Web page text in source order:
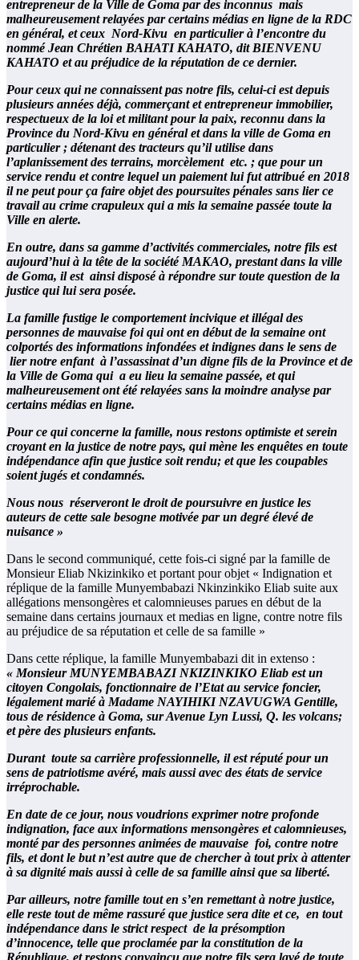
entrepreneur de la Ville de Goma par des inconnus mais
malheureusement relayées par certains médias en ligne de la RDC
en général, et ceux Nord-Kivu en particulier à l’encontre du
nommé Jean Chrétien BAHATI KAHATO, dit BIENVENU
KAHATO et au préjudice de la réputation de ce dernier.
Pour ceux qui ne connaissent pas notre fils, celui-ci est depuis
plusieurs années déjà, commerçant et entrepreneur immobilier,
respectueux de la loi et militant pour la paix, reconnu dans la
Province du Nord-Kivu en général et dans la ville de Goma en
particulier ; détenant des tracteurs qu’il utilise dans
l’aplanissement des terrains, morcèlement etc. ; que pour un
service rendu et contre lequel un paiement lui fut attribué en 2018
il ne peut pour ça faire objet des poursuites pénales sans lier ce
travail au crime crapuleux qui a mis la semaine passée toute la
Ville en alerte.
En outre, dans sa gamme d’activités commerciales, notre fils est
aujourd’hui à la tête de la société MAKAO, prestant dans la ville
de Goma, il est ainsi disposé à répondre sur toute question de la
justice qui lui sera posée.
La famille fustige le comportement incivique et illégal des
personnes de mauvaise foi qui ont en début de la semaine ont
colportés des informations infondées et indignes dans le sens de
lier notre enfant à l’assassinat d’un digne fils de la Province et de
la Ville de Goma qui a eu lieu la semaine passée, et qui
malheureusement ont été relayées sans la moindre analyse par
certains médias en ligne.
Pour ce qui concerne la famille, nous restons optimiste et serein
croyant en la justice de notre pays, qui mène les enquêtes en toute
indépendance afin que justice soit rendu; et que les coupables
soient jugés et condamnés.
Nous nous réserveront le droit de poursuivre en justice les
auteurs de cette sale besogne motivée par un degré élevé de
nuisance »
Dans le second communiqué, cette fois-ci signé par la famille de
Monsieur Eliab Nkizinkiko et portant pour objet « Indignation et
réplique de la famille Munyembabazi Nkinzinkiko Eliab suite aux
allégations mensongères et calomnieuses parues en début de la
semaine dans certains journaux et medias en ligne, contre notre fils
au préjudice de sa réputation et celle de sa famille »
Dans cette réplique, la famille Munyembabazi dit in extenso :
« Monsieur MUNYEMBABAZI NKIZINKIKO Eliab est un
citoyen Congolais, fonctionnaire de l’Etat au service foncier,
légalement marié à Madame NAYIHIKI NZAVUGWA Gentille,
tous de résidence à Goma, sur Avenue Lyn Lussi, Q. les volcans;
et père des plusieurs enfants.
Durant toute sa carrière professionnelle, il est réputé pour un
sens de patriotisme avéré, mais aussi avec des états de service
irréprochable.
En date de ce jour, nous voudrions exprimer notre profonde
indignation, face aux informations mensongères et calomnieuses,
monté par des personnes animées de mauvaise foi, contre notre
fils, et dont le but n’est autre que de chercher à tout prix à attenter
à sa dignité mais aussi à celle de sa famille ainsi que sa liberté.
Par ailleurs, notre famille tout en s’en remettant à notre justice,
elle reste tout de même rassuré que justice sera dite et ce, en tout
indépendance dans le strict respect de la présomption
d’innocence, telle que proclamée par la constitution de la
République, et restons convaincu que notre fils sera lavé de toute